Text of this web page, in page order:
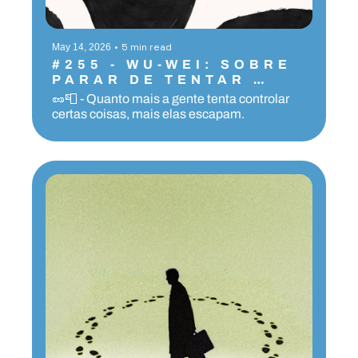
May 14, 2026 • 5 min read
#255 - WU-WEI: SOBRE
PARAR DE TENTAR
TANTO
🥜📮 - Quanto mais a gente tenta controlar
certas coisas, mais elas escapam.